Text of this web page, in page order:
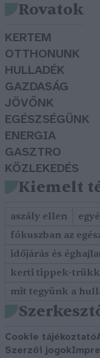
Rovatok
KERTEM
OTTHONUNK
HULLADÉK
GAZDASÁG
JÖVŐNK
EGÉSZSÉGÜNK
ENERGIA
GASZTRO
KÖZLEKEDÉS
Kiemelt
aszály ellen
fókuszban az
időjárás és
kerti tippek-
mit tegyünk a
Cookie tájékoztató
Szerzői jogok